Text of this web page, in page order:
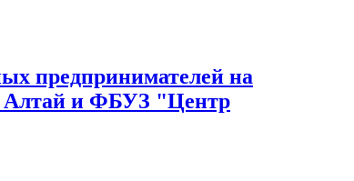
предпринимателей на
Алтай и ФБУЗ "Центр